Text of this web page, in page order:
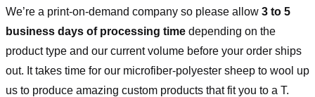
We’re a print-on-demand company so please allow 3 to 5
business days of processing time depending on the
product type and our current volume before your order ships
out. It takes time for our microfiber-polyester sheep to wool up
us to produce amazing custom products that fit you to a T.